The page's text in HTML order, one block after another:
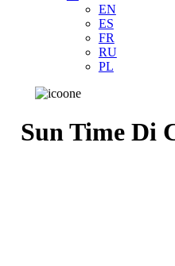
EN
ES
FR
RU
PL
Sun Time Di